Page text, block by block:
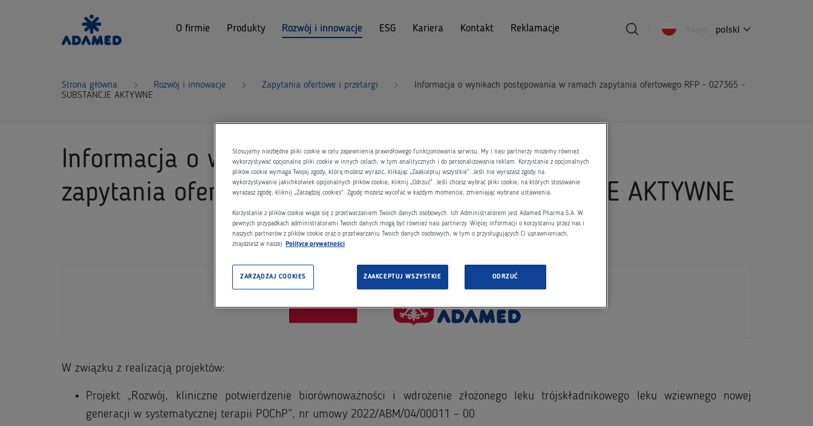
O firmie Produkty Rozwój i innowacje ESG Kariera Kontakt Reklamacje Poland polski
Strona główna Rozwój i innowacje Zapytania ofertowe i przetargi
Informacja o wynikach postępowania w ramach zapytania ofertowego RFP - 027365 -
SUBSTANCJE AKTYWNE
Informacja o wynikach postępowania w ramach
zapytania ofertowego RFP - 027365 - SUBSTANCJE AKTYWNE
W związku z realizacją projektów:
Projekt „Rozwój, kliniczne potwierdzenie biorównoważności i wdrożenie złożonego leku trójskładnikowego leku wziewnego nowej
generacji w systematycznej terapii POChP”, nr umowy 2022/ABM/04/00011 – 00
Stosujemy niezbędne pliki cookie w celu zapewnienia prawidłowego funkcjonowania serwisu. My i nasi partnerzy możemy również
wykorzystywać opcjonalne pliki cookie w innych celach, w tym analitycznych i do personalizowania reklam. Korzystanie z opcjonalnych
plików cookie wymaga Twojej zgody, którą możesz wyrazić, klikając „Zaakceptuj wszystkie”. Jeśli nie wyrażasz zgody na
wykorzystywanie jakichkolwiek opcjonalnych plików cookie, kliknij „Odrzuć”. Jeśli chcesz wybrać pliki cookie, na których stosowanie
wyrażasz zgodę, kliknij „Zarządzaj cookies”. Zgodę możesz wycofać w każdym momencie, zmieniając wybrane ustawienia.
Korzystanie z plików cookie wiąże się z przetwarzaniem Twoich danych osobowych. Ich Administratorem jest Adamed Pharma S.A. W
pewnych przypadkach administratorami Twoich danych mogą być również nasi partnerzy. Więcej informacji o korzystaniu przez nas i
naszych partnerów z plików cookie oraz o przetwarzaniu Twoich danych osobowych, w tym o przysługujących Ci uprawnieniach,
znajdziesz w naszej Polityce prywatności
ZAAKCEPTUJ WSZYSTKIE ODRZUĆ
ZARZĄDZAJ COOKIES